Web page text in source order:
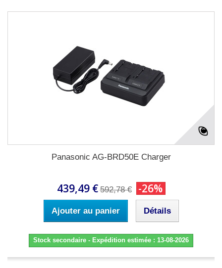
Panasonic AG-BRD50E Charger
439,49 € 592,78 € -26%
Ajouter au panier Détails
Stock secondaire - Expédition estimée : 13-08-2026